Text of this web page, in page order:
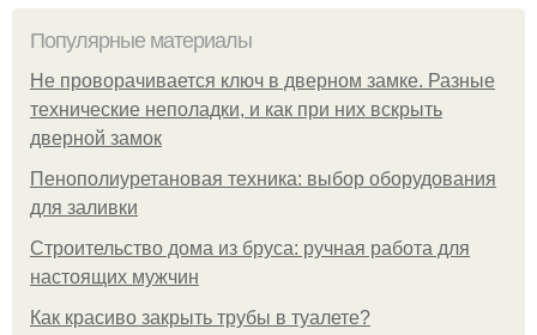
Популярные материалы
Не проворачивается ключ в дверном замке. Разные
технические неполадки, и как при них вскрыть
дверной замок
Пенополиуретановая техника: выбор оборудования
для заливки
Строительство дома из бруса: ручная работа для
настоящих мужчин
Как красиво закрыть трубы в туалете?